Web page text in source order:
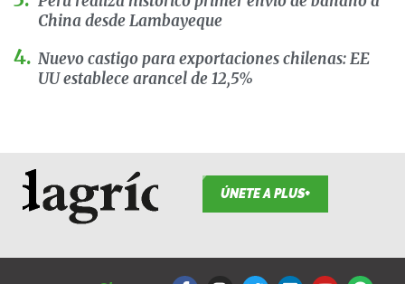
China desde Lambayeque
Nuevo castigo para exportaciones chilenas: EE
UU establece arancel de 12,5%
ÚNETE A PLUS+